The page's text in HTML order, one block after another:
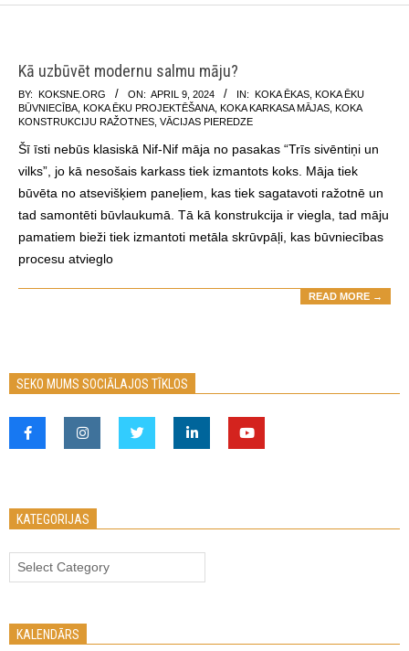
Kā uzbūvēt modernu salmu māju?
2024-
04-
BY: KOKSNE.ORG ON: APRIL 9, 2024 IN: KOKA ĒKAS
KOKA ĒKU
BŪVNIECĪBA
KOKA ĒKU PROJEKTĒŠANA KOKA KARKASA MĀJAS
KOKA
KONSTRUKCIJU RAŽOTNES VĀCIJAS PIEREDZE
Šī īsti nebūs klasiskā Nif-Nif māja no pasakas “Trīs sivēntiņi un
vilks”, jo kā nesošais karkass tiek izmantots koks. Māja tiek
būvēta no atsevišķiem paneļiem, kas tiek sagatavoti ražotnē un
tad samontēti būvlaukumā. Tā kā konstrukcija ir viegla, tad māju
pamatiem bieži tiek izmantoti metāla skrūvpāļi, kas būvniecības
procesu atvieglo
READ MORE →
SEKO MUMS SOCIĀLAJOS TĪKLOS
KATEGORIJAS
Kategorijas
KALENDĀRS